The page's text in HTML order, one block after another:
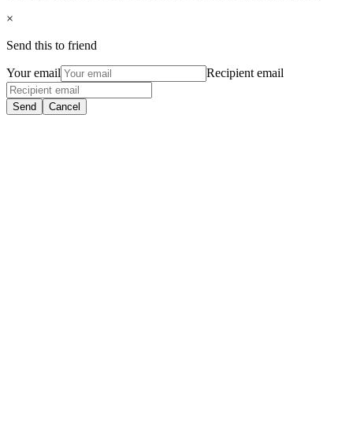
×
Send this to friend
Your email Recipient email
Send Cancel